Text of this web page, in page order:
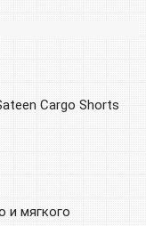
Cargo Shorts
и мягкого